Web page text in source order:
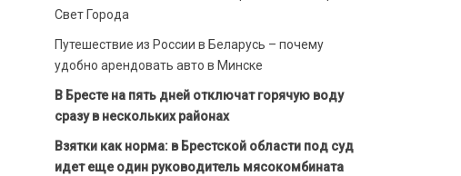
Свет Города
Путешествие из России в Беларусь – почему
удобно арендовать авто в Минске
В Бресте на пять дней отключат горячую воду
сразу в нескольких районах
Взятки как норма: в Брестской области под суд
идет еще один руководитель мясокомбината